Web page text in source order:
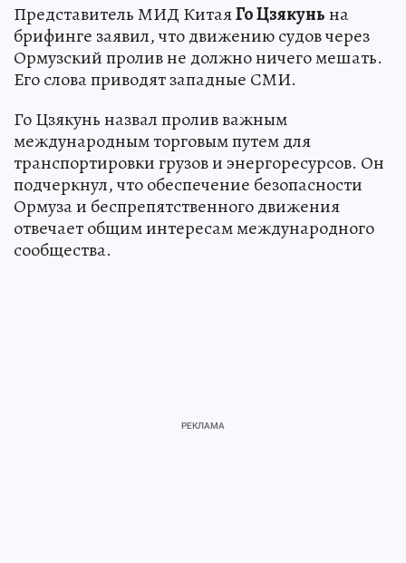
Представитель МИД КитаяГо Цзякуньна
брифинге заявил, что движению судов через
Ормузский пролив не должно ничего мешать.
Его слова приводят западные СМИ.
Го Цзякунь назвал пролив важным
международным торговым путем для
транспортировки грузов и энергоресурсов. Он
подчеркнул, что обеспечение безопасности
Ормуза и беспрепятственного движения
отвечает общим интересам международного
сообщества.